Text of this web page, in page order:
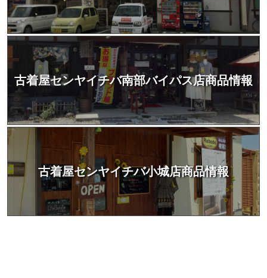
古着屋センヤイチバ南部バイパス店商品情報
古着屋センヤイチバ小城店商品情報